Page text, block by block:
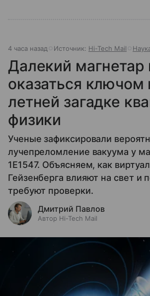
4 часа назад Источник: Hi-Tech Mail
Далекий
оказаться ключом
летней загадке
физики
Ученые зафиксировали
лучепреломление вакуума у
1E1547. Объясняем, как
Гейзенберга влияют на свет и
требуют проверки.
Дмитрий Павлов
Автор Hi-Tech Mail